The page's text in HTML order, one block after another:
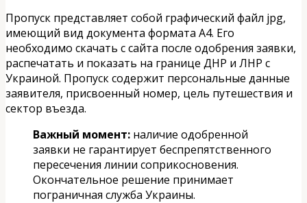
Пропуск представляет собой графический файл jpg,
имеющий вид документа формата А4. Его
необходимо скачать с сайта после одобрения заявки,
распечатать и показать на границе ДНР и ЛНР с
Украиной. Пропуск содержит персональные данные
заявителя, присвоенный номер, цель путешествия и
сектор въезда.
Важный момент: наличие одобренной
заявки не гарантирует беспрепятственного
пересечения линии соприкосновения.
Окончательное решение принимает
пограничная служба Украины.